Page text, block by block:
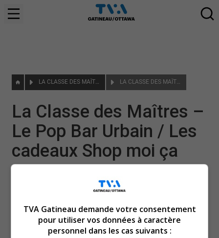
LA CLASSE DES MAÎTRES LA CLASSE DES MAÎTRES – LE POP BAR URBAIN / LES CADEAUX SHOP MOI ÇA
La Classe des Maîtres –
Le Pop Bar Urbain / Les
cadeaux Shop moi ça
TVA Gatineau demande votre consentement
pour utiliser vos données à caractère
personnel dans les cas suivants :